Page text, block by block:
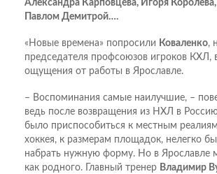
Александра Карповцева, Игоря
Павлом Демитрой….
«Новые времена» попросили Коваленко,
председателя профсоюзов игроков КХЛ,
ощущения от работы в Ярославле.
– Воспоминания самые наилучшие, –
ведь после возвращения из НХЛ в
было приспособиться к местным
хоккея, к размерам площадок, нелегко
набрать нужную форму. Но в Ярославле
как родного. Главный тренер Владимир